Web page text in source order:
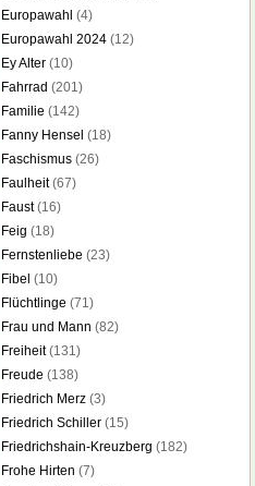
Europawahl (4)
Europawahl 2024 (12)
Ey Alter (10)
Fahrrad (201)
Familie (142)
Fanny Hensel (18)
Faschismus (26)
Faulheit(67)
Faust(16)
Feig (18)
Fernstenliebe (23)
Fibel (10)
Flüchtlinge (71)
Frau und Mann (82)
Freiheit(131)
Freude (138)
Friedrich Merz (3)
Friedrich Schiller (15)
Friedrichshain-Kreuzberg (182)
Frohe Hirten (7)